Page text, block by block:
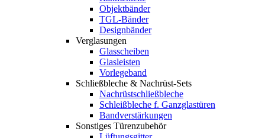
Objektbänder
TGL-Bänder
Designbänder
Verglasungen
Glasscheiben
Glasleisten
Vorlegeband
Schließbleche & Nachrüst-Sets
Nachrüstschließbleche
Schleißbleche f. Ganzglastüren
Bandverstärkungen
Sonstiges Türenzubehör